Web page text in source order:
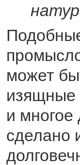
может
изящные
и многое
сделано